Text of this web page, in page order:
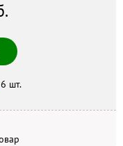
при оформлении
шт.